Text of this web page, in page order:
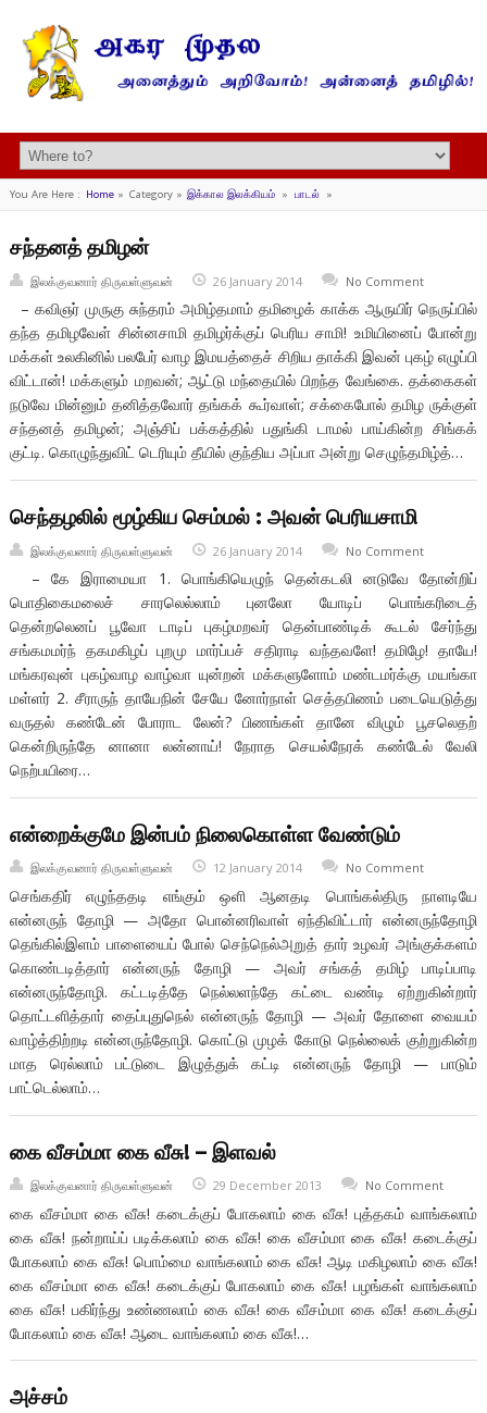
You Are Here : Home» Category » இக்கால இலக்கியம் »பாடல் »
சந்தனத் தமிழன்
இலக்குவனார் திருவள்ளுவன் 26 January 2014 No Comment
– கவிஞர் முருகு சுந்தரம் அமிழ்தமாம் தமிழைக் காக்க ஆருயிர் நெருப்பில்
தந்த தமிழவேள் சின்னசாமி தமிழர்க்குப் பெரிய சாமி! உமியினைப் போன்று
மக்கள் உலகினில் பலபேர் வாழ இமயத்தைச் சிறிய தாக்கி இவன் புகழ் எழுப்பி
விட்டான்! மக்களும் மறவன்; ஆட்டு மந்தையில் பிறந்த வேங்கை. தக்கைகள்
நடுவே மின்னும் தனித்தவோர் தங்கக் கூர்வாள்; சக்கைபோல் தமிழ ருக்குள்
சந்தனத் தமிழன்; அஞ்சிப் பக்கத்தில் பதுங்கி டாமல் பாய்கின்ற சிங்கக்
குட்டி. கொழுந்துவிட் டெரியும் தீயில் குந்திய அப்பா அன்று செழுந்தமிழ்த்…
செந்தழலில் மூழ்கிய செம்மல் : அவன் பெரியசாமி
இலக்குவனார் திருவள்ளுவன் 26 January 2014 No Comment
– கே இராமையா 1. பொங்கியெழுந் தென்கடலி னடுவே தோன்றிப்
பொதிகைமலைச் சாரலெல்லாம் புனலோ யோடிப் பொங்கரிடைத்
தென்றலெனப் பூவோ டாடிப் புகழ்மறவர் தென்பாண்டிக் கூடல் சேர்ந்து
சங்கமமர்ந் தகமகிழப் புறமு மார்ப்பச் சதிராடி வந்தவளே! தமிழே! தாயே!
மங்கரவுன் புகழ்வாழ வாழ்வா யுன்றன் மக்களுளோம் மண்டமர்க்கு மயங்கா
மள்ளர் 2. சீராருந் தாயேநின் சேயே னோர்நாள் செத்தபிணம் படையெடுத்து
வருதல் கண்டேன் போராட லேன்? பிணங்கள் தானே விழும் பூசலெதற்
கென்றிருந்தே னானா லன்னாய்! நேராத செயல்நேரக் கண்டேல் வேலி
நெற்பயிரை…
என்றைக்குமே இன்பம் நிலைகொள்ள வேண்டும்
இலக்குவனார் திருவள்ளுவன் 12 January 2014 No Comment
செங்கதிர் எழுந்ததடி எங்கும் ஒளி ஆனதடி பொங்கல்திரு நாளடியே
என்னருந் தோழி — அதோ பொன்னரிவாள் ஏந்திவிட்டார் என்னருந்தோழி
தெங்கில்இளம் பாளையைப் போல் செந்நெல்அறுத் தார் உழவர் அங்குக்களம்
கொண்டடித்தார் என்னருந் தோழி — அவர் சங்கத் தமிழ் பாடிப்பாடி
என்னருந்தோழி. கட்டடித்தே நெல்லளந்தே கட்டை வண்டி ஏற்றுகின்றார்
தொட்டளித்தார் தைப்புதுநெல் என்னருந் தோழி — அவர் தோளை வையம்
வாழ்த்திற்றடி என்னருந்தோழி. கொட்டு முழக் கோடு நெல்லைக் குற்றுகின்ற
மாத ரெல்லாம் பட்டுடை இழுத்துக் கட்டி என்னருந் தோழி — பாடும்
பாட்டெல்லாம்…
கை வீசம்மா கை வீசு! – இளவல்
இலக்குவனார் திருவள்ளுவன் 29 December 2013 No Comment
கை வீசம்மா கை வீசு! கடைக்குப் போகலாம் கை வீசு! புத்தகம் வாங்கலாம்
கை வீசு! நன்றாய்ப் படிக்கலாம் கை வீசு! கை வீசம்மா கை வீசு! கடைக்குப்
போகலாம் கை வீசு! பொம்மை வாங்கலாம் கை வீசு! ஆடி மகிழலாம் கை வீசு!
கை வீசம்மா கை வீசு! கடைக்குப் போகலாம் கை வீசு! பழங்கள் வாங்கலாம்
கை வீசு! பகிர்ந்து உண்ணலாம் கை வீசு! கை வீசம்மா கை வீசு! கடைக்குப்
போகலாம் கை வீசு! ஆடை வாங்கலாம் கை வீசு!…
அச்சம்